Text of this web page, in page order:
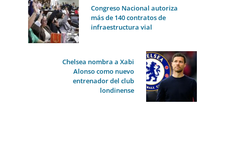
Congreso Nacional autoriza
más de 140 contratos de
infraestructura vial
Chelsea nombra a Xabi
Alonso como nuevo
entrenador del club
londinense